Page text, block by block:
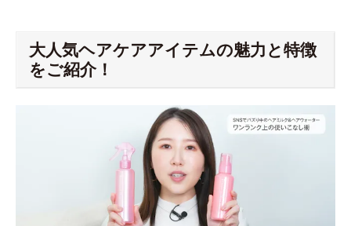
大人気ヘアケアアイテムの魅力と特徴
をご紹介！